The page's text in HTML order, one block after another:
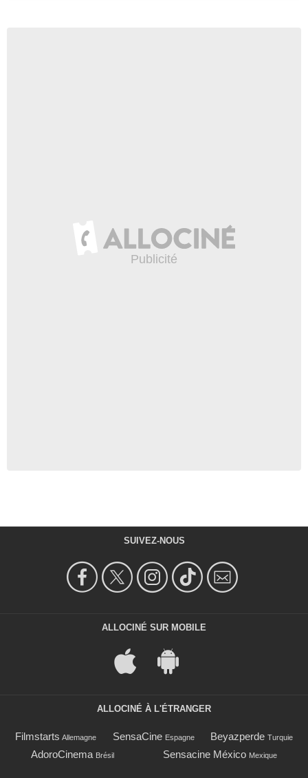
SUIVEZ-NOUS
ALLOCINÉ SUR MOBILE
ALLOCINÉ À L'ÉTRANGER
Filmstarts Allemagne SensaCine Espagne Beyazperde Turquie
AdoroCinema Brésil Sensacine México Mexique